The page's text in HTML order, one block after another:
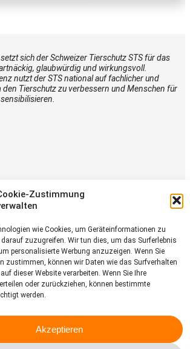
Zustimmung
wie Cookies, um Geräteinformationen zu
zuzugreifen. Wir tun dies, um das Surferlebnis
personalisierte Werbung anzuzeigen. Wenn Sie
zustimmen, können wir Daten wie das Surfverhalten
dieser Website verarbeiten. Wenn Sie Ihre
oder zurückziehen, können bestimmte
werden.
Akzeptieren
sich der Schweizer Tierschutz STS für das
glaubwürdig und wirkungsvoll.
nutzt der STS national auf fachlicher und
den Tierschutz zu verbessern und Menschen für
– auch Ihre.
Arbeit des
STS.
STS